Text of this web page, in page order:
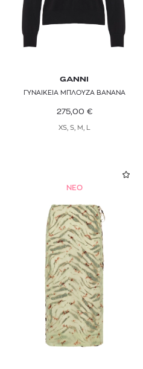
GANNI
ΓΥΝΑΙΚΕΙΑ ΜΠΛΟΥΖΑ BANANA
275,00 €
XS, S, M, L
NEO